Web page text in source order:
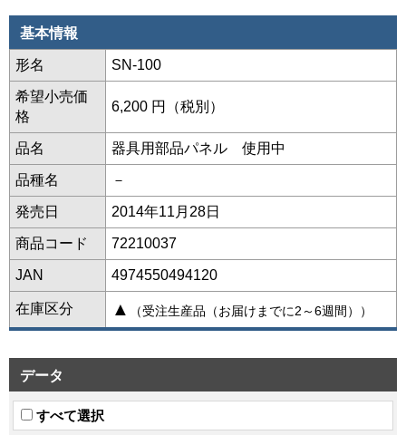
基本情報
形名 SN-100
希望小売価
格
6,200 円（税別）
品名 器具用部品パネル 使用中
品種名 －
発売日 2014年11月28日
商品コード 72210037
JAN 4974550494120
在庫区分 ▲ （受注生産品（お届けまでに2～6週間））
データ
すべて選択